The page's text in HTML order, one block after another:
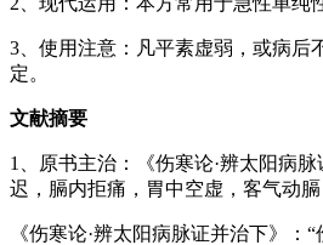
3、使用注意：凡平素虚弱，或病后
定。
文献摘要
1、原书主治：《伤寒论·辨太阳病
迟，膈内拒痛，胃中空虚，客气动
《伤寒论·辨太阳病脉证并治下》